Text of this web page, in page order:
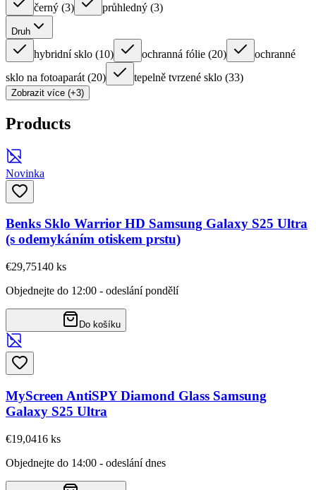
černý (3) průhledný (3)
Druh
hybridní sklo (10) ochranná fólie (20)
ochranné
sklo na fotoaparát (20) tepelně tvrzené sklo (33)
Zobrazit více (+3)
Products
Novinka
Benks Sklo Warrior HD Samsung Galaxy S25 Ultra
(s odemykáním otiskem prstu)
€29,75140 ks
Objednejte do 12:00 - odeslání pondělí
Do košíku
MyScreen AntiSPY Diamond Glass Samsung
Galaxy S25 Ultra
€19,0416 ks
Objednejte do 14:00 - odeslání dnes